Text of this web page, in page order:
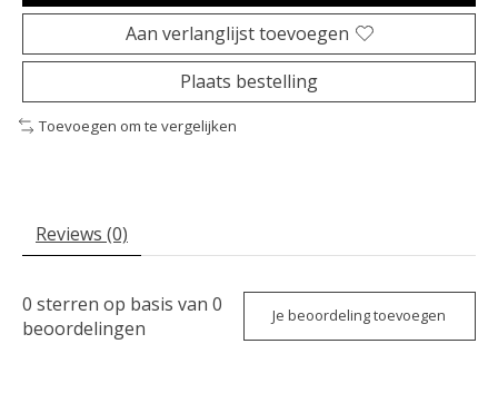
Aan verlanglijst toevoegen
Plaats bestelling
Toevoegen om te vergelijken
Reviews (0)
0 sterren op basis van 0
beoordelingen
Je beoordeling toevoegen